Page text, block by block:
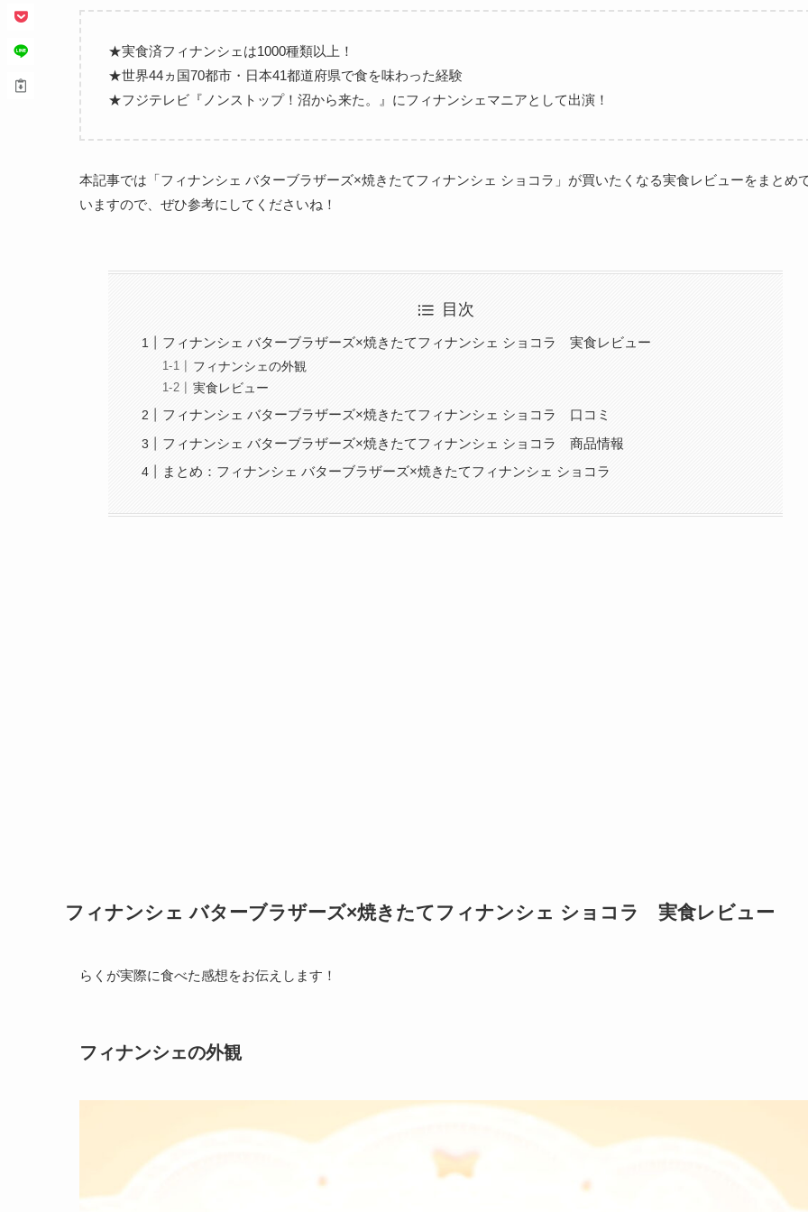
★実食済フィナンシェは1000種類以上！
★世界44ヵ国70都市・日本41都道府県で食を味わった経験
★フジテレビ『ノンストップ！沼から来た。』にフィナンシェマニアとして出演！
本記事では「フィナンシェ バターブラザーズ×焼きたてフィナンシェ ショコラ」が買いたくなる実食レビューをまとめ
いますので、ぜひ参考にしてくださいね！
目次
フィナンシェ バターブラザーズ×焼きたてフィナンシェ ショコラ 実食レビュー
フィナンシェの外観
実食レビュー
フィナンシェ バターブラザーズ×焼きたてフィナンシェ ショコラ 口コミ
フィナンシェ バターブラザーズ×焼きたてフィナンシェ ショコラ 商品情報
まとめ：フィナンシェ バターブラザーズ×焼きたてフィナンシェ ショコラ
フィナンシェ バターブラザーズ×焼きたてフィナンシェ ショコラ 実食レビュー
らくが実際に食べた感想をお伝えします！
フィナンシェの外観